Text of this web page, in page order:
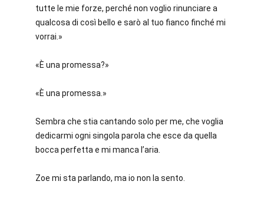
tutte le mie forze, perché non voglio rinunciare a
qualcosa di così bello e sarò al tuo fianco finché mi
vorrai.»
«È una promessa?»
«È una promessa.»
Sembra che stia cantando solo per me, che voglia
dedicarmi ogni singola parola che esce da quella
bocca perfetta e mi manca l’aria.
Zoe mi sta parlando, ma io non la sento.